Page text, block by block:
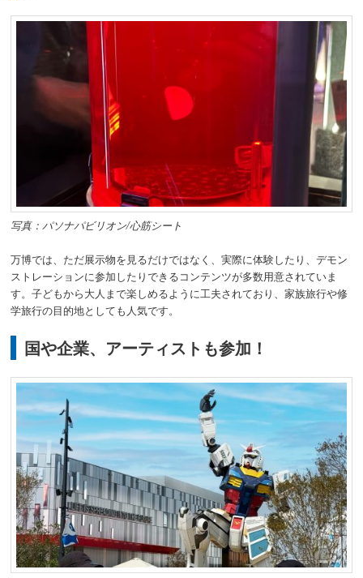
写真：パソナパビリオン/心筋シート
万博では、ただ展示物を見るだけではなく、実際に体験したり、デモン
ストレーションに参加したりできるコンテンツが多数用意されていま
す。子どもから大人まで楽しめるように工夫されており、家族旅行や修
学旅行の目的地としても人気です。
国や企業、アーティストも参加！